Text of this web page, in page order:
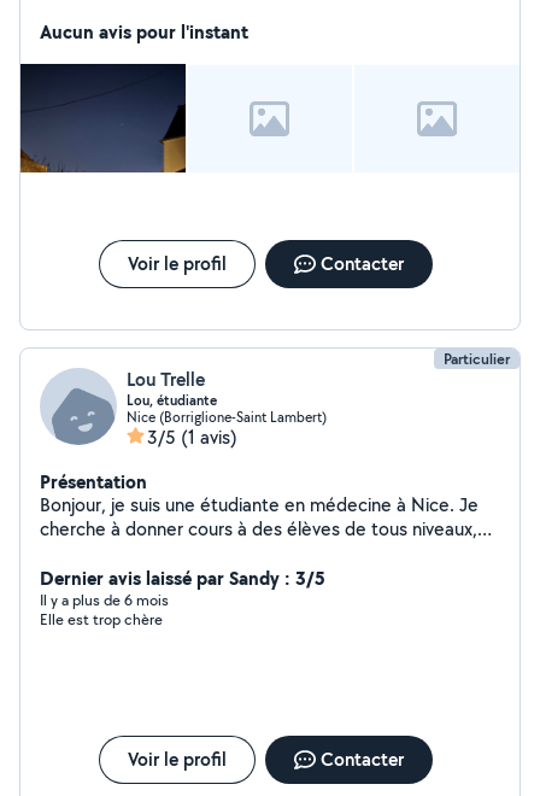
tarifs dépendent de la distance à mon domicile.
Aucun avis pour l'instant
Voir le profil Contacter
Particulier
Lou Trelle
Lou, étudiante
Nice (Borriglione-Saint Lambert)
3/5 (1 avis)
Présentation
Bonjour, je suis une étudiante en médecine à Nice. Je
cherche à donner cours à des élèves de tous niveaux,
aussi aider dans d'autres matières si besoin. J'ai eu un
bac spécialités maths, physique-chimie, option maths
expertes, et SVT en première Je suis tutrice en
validé ma première année de licence de maths
(sciences et technologies)
Dernier avis laissé par Sandy : 3/5
Il y a plus de 6 mois
Elle est trop chère
Voir le profil Contacter